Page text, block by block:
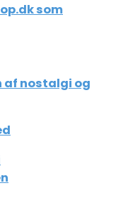
som
af nostalgi og